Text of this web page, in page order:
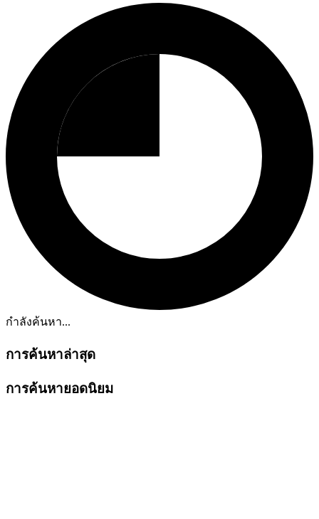
กำลังค้นหา...
การค้นหาล่าสุด
การค้นหายอดนิยม